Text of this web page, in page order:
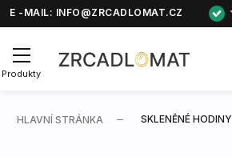
E -MAIL: INFO@ZRCADLOMAT.CZ
Produkty
HLAVNÍ STRÁNKA SKLENĚNÉ HODINY